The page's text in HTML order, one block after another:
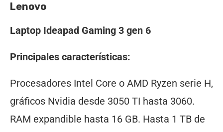
Lenovo
Laptop Ideapad Gaming 3 gen 6
Principales características:
Procesadores Intel Core o AMD Ryzen serie H,
gráficos Nvidia desde 3050 TI hasta 3060.
RAM expandible hasta 16 GB. Hasta 1 TB de